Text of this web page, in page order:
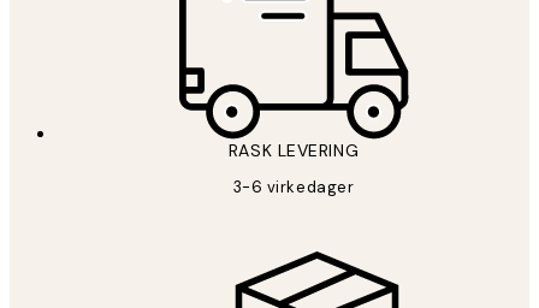
RASK LEVERING
3-6 virkedager